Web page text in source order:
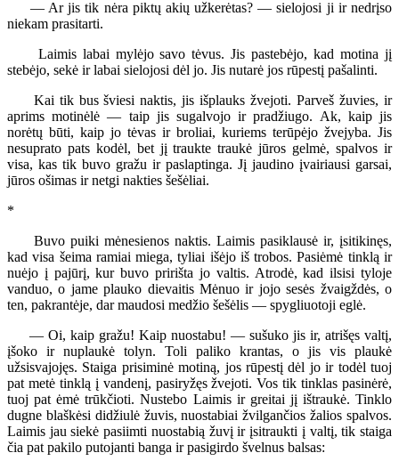
— Ar jis tik nėra piktų akių užkerėtas? — sielojosi ji ir nedrįso
niekam prasitarti.
Laimis labai mylėjo savo tėvus. Jis pastebėjo, kad motina jį
stebėjo, sekė ir labai sielojosi dėl jo. Jis nutarė jos rūpestį pašalinti.
Kai tik bus šviesi naktis, jis išplauks žvejoti. Parveš žuvies, ir
aprims motinėlė — taip jis sugalvojo ir pradžiugo. Ak, kaip jis
norėtų būti, kaip jo tėvas ir broliai, kuriems terūpėjo žvejyba. Jis
nesuprato pats kodėl, bet jį traukte traukė jūros gelmė, spalvos ir
visa, kas tik buvo gražu ir paslaptinga. Jį jaudino įvairiausi garsai,
jūros ošimas ir netgi nakties šešėliai.
*
Buvo puiki mėnesienos naktis. Laimis pasiklausė ir, įsitikinęs,
kad visa šeima ramiai miega, tyliai išėjo iš trobos. Pasiėmė tinklą ir
nuėjo į pajūrį, kur buvo pririšta jo valtis. Atrodė, kad ilsisi tyloje
vanduo, o jame plauko dievaitis Mėnuo ir jojo sesės žvaigždės, o
ten, pakrantėje, dar maudosi medžio šešėlis — spygliuotoji eglė.
— Oi, kaip gražu! Kaip nuostabu! — sušuko jis ir, atrišęs valtį,
įšoko ir nuplaukė tolyn. Toli paliko krantas, o jis vis plaukė
užsisvajojęs. Staiga prisiminė motiną, jos rūpestį dėl jo ir todėl tuoj
pat metė tinklą į vandenį, pasiryžęs žvejoti. Vos tik tinklas pasinėrė,
tuoj pat ėmė trūkčioti. Nustebo Laimis ir greitai jį ištraukė. Tinklo
dugne blaškėsi didžiulė žuvis, nuostabiai žvilgančios žalios spalvos.
Laimis jau siekė pasiimti nuostabią žuvį ir įsitraukti į valtį, tik staiga
čia pat pakilo putojanti banga ir pasigirdo švelnus balsas: